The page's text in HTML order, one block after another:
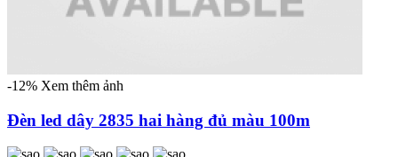
-12% Xem thêm ảnh
Đèn led dây 2835 hai hàng đủ màu 100m